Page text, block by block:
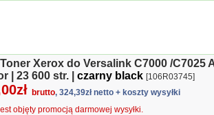
Xerox do Versalink C7000 /C7025
| 23 600 str. | czarny black [106R03745]
brutto, 324,39zł netto + koszty wysyłki
objęty promocją darmowej wysyłki.